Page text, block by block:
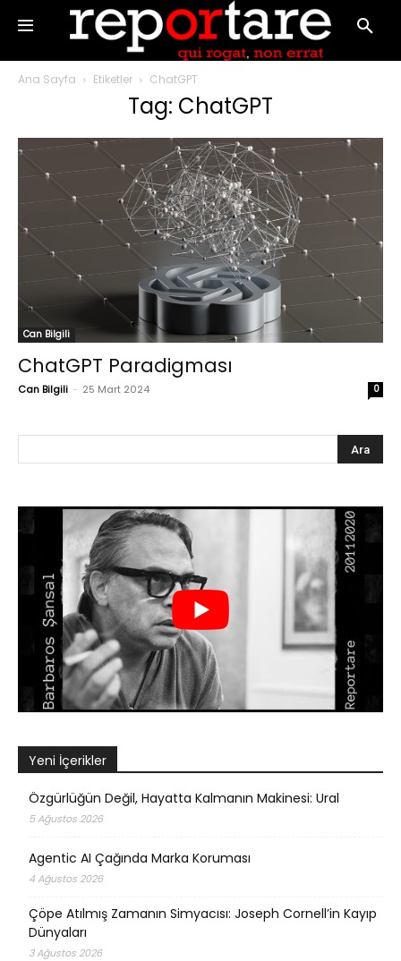
Ana Sayfa Etiketler ChatGPT
Tag: ChatGPT
Can Bilgili
ChatGPT Paradigması
Can Bilgili - 25 Mart 2024 0
Yeni İçerikler
Özgürlüğün Değil, Hayatta Kalmanın Makinesi: Ural
5 Ağustos 2026
Agentic AI Çağında Marka Koruması
4 Ağustos 2026
Çöpe Atılmış Zamanın Simyacısı: Joseph Cornell’in Kayıp
Dünyaları
3 Ağustos 2026